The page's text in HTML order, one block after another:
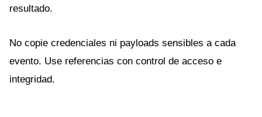
resultado.
No copie credenciales ni payloads sensibles a cada
evento. Use referencias con control de acceso e
integridad.